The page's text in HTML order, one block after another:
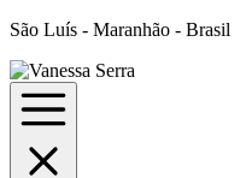
São Luís - Maranhão - Brasil